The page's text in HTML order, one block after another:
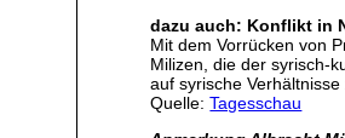
dazu auch: Konflikt in
Mit dem Vorrücken von
Milizen, die der syrisch-
auf syrische
Quelle:Tagesschau